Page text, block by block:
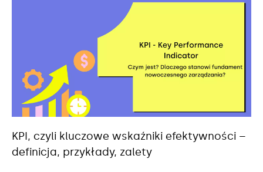
KPI, czyli kluczowe wskaźniki efektywności –
definicja, przykłady, zalety